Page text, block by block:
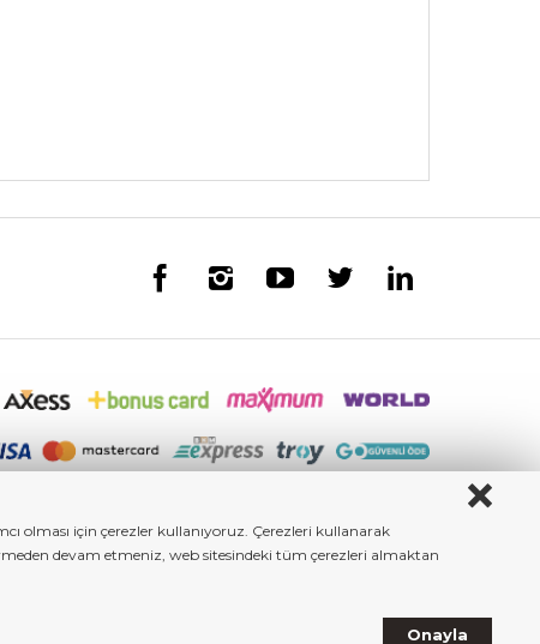
Onayla
olması için çerezler kullanıyoruz. Çerezleri kullanarak
devam etmeniz, web sitesindeki tüm çerezleri almaktan